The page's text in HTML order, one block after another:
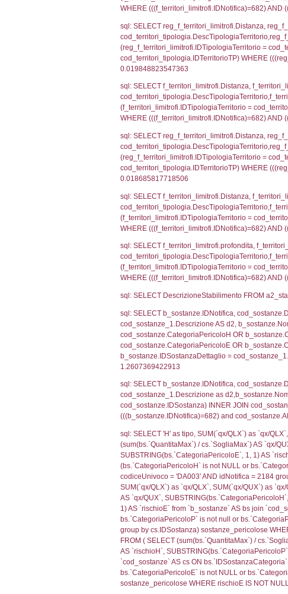
sql: SELECT
sql: SELECT
sql: SELECT
AND
sql: SELECT
AND
sql: SELECT
WHERE
sql: SELECT
AND
sql: SELECT
WHERE
sql: SELECT